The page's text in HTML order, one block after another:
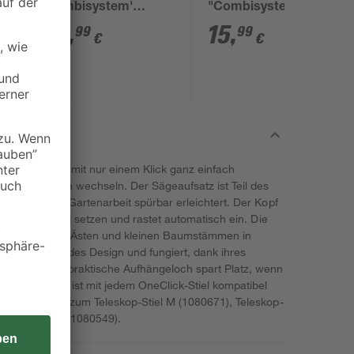
'Combisystem'
verstellbar 35-52 cm
,99 €
"Combisystem"
Edelstahl
15,99 €
lässt sich mit nur einem Klick ganz einfach
wechseln. Der Sägeaufsatz ist Teil des
welches Gartenarbeit spürbar erleichtert. Der Kopf
Stiel setzen und rastet automatisch ein. Die
von Ästen und kleinen Baumstämmen in
ein gerades Design und fungiert, dank ihres
Das praktische Aufhängeloch spart Platz, wenn
Säge ist mit jedem OneClick-Stiel kompatibel
(1080547), zum Teleskop-Stiel M (1080671), Teleskop-
Holzstiel L (1080549).